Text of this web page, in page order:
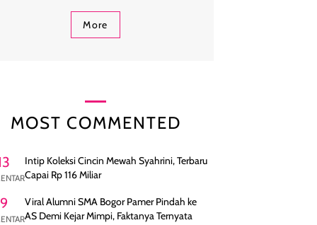
More
MOST COMMENTED
Intip Koleksi Cincin Mewah Syahrini, Terbaru
Capai Rp 116 Miliar
9
Viral Alumni SMA Bogor Pamer Pindah ke
AS Demi Kejar Mimpi, Faktanya Ternyata